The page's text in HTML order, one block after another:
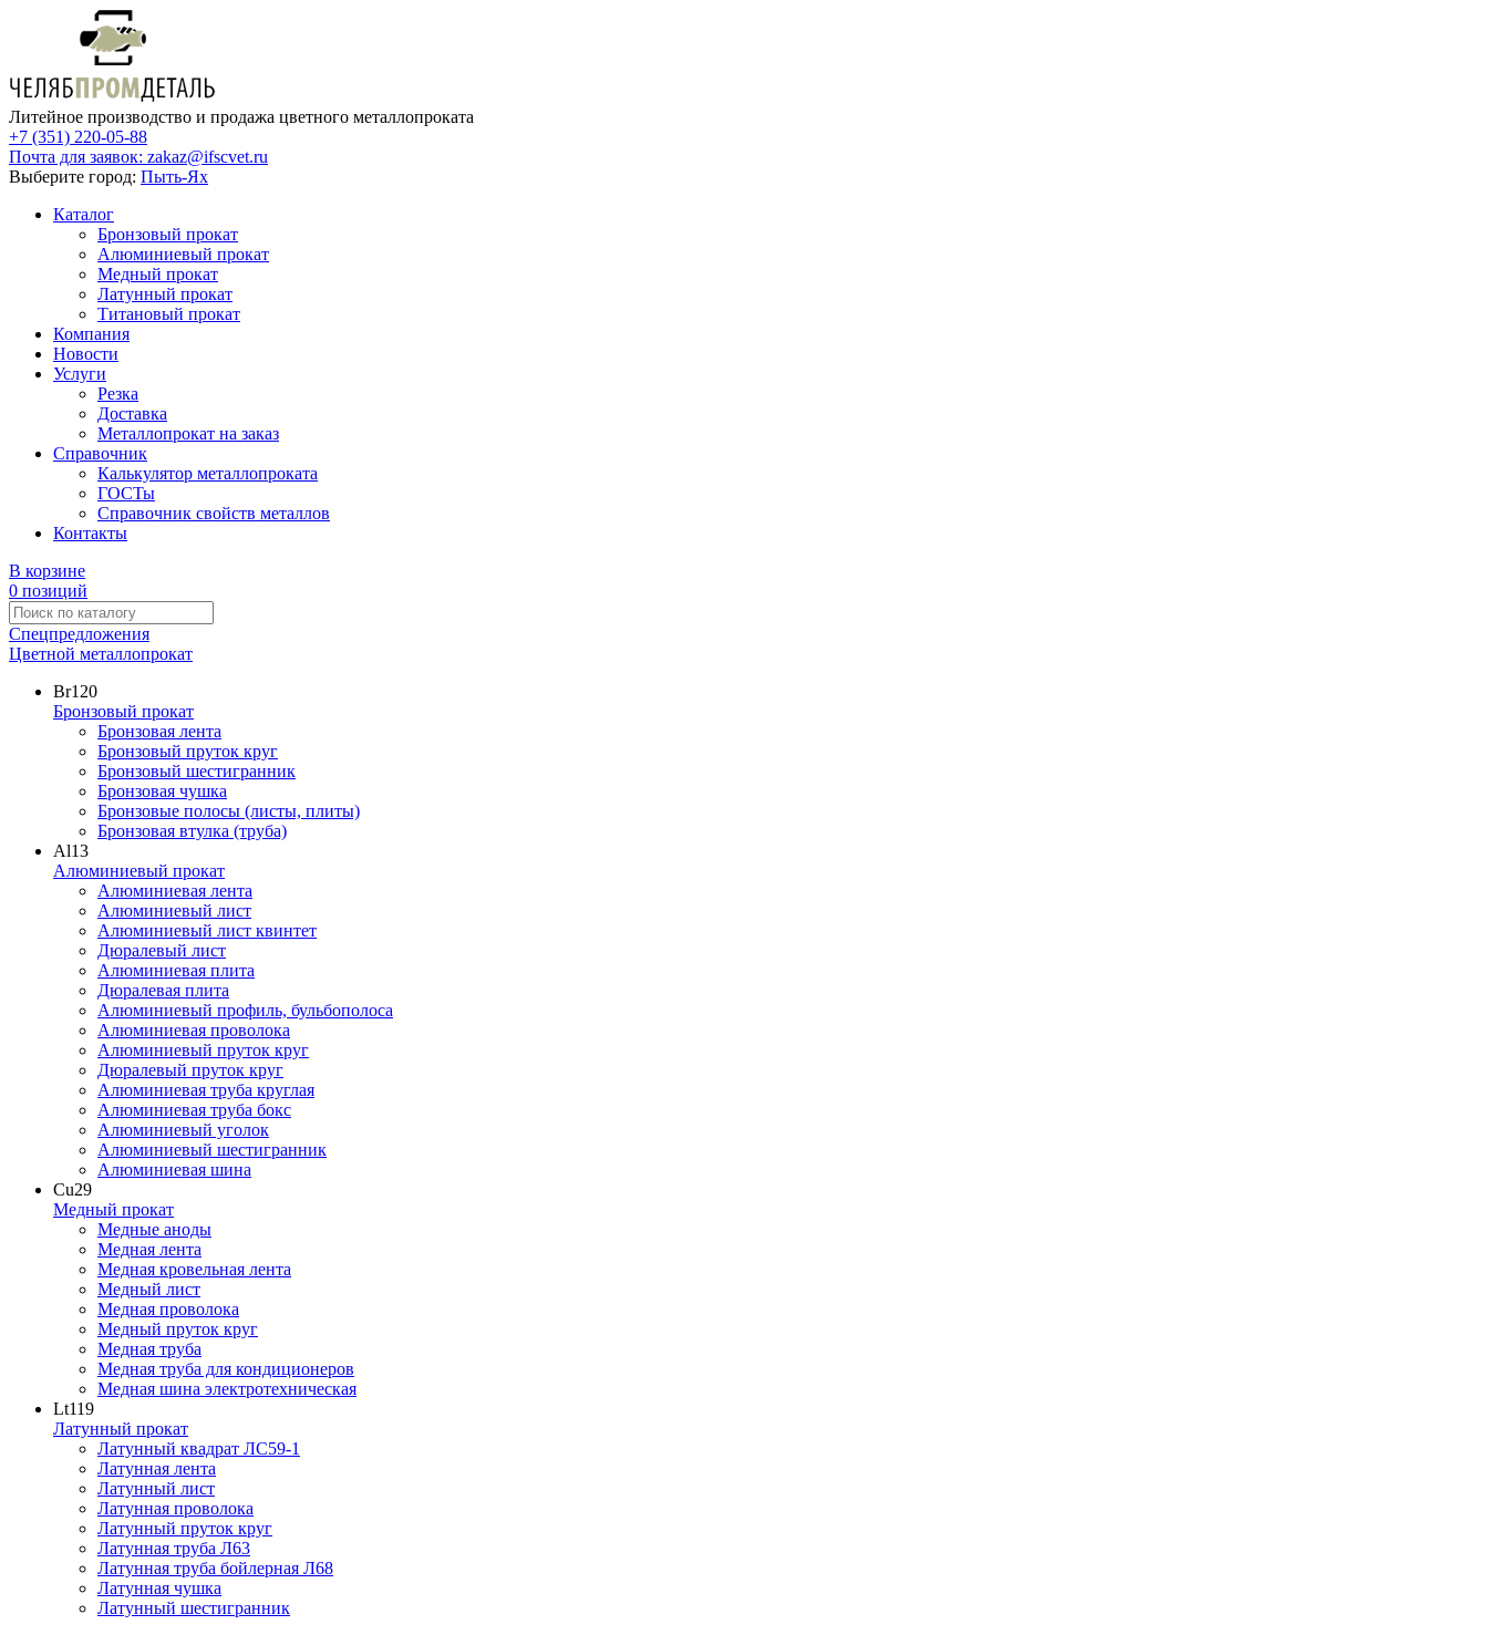
Литейное производство и продажа цветного металлопроката
+7 (351) 220-05-88
Почта для заявок: zakaz@ifscvet.ru
Выберите город: Пыть-Ях
Каталог
Бронзовый прокат
Алюминиевый прокат
Медный прокат
Латунный прокат
Титановый прокат
Компания
Новости
Услуги
Резка
Доставка
Металлопрокат на заказ
Справочник
Калькулятор металлопроката
ГОСТы
Справочник свойств металлов
Контакты
В корзине
0 позиций
Спецпредложения
Цветной металлопрокат
Br120
Бронзовый прокат
Бронзовая лента
Бронзовый пруток круг
Бронзовый шестигранник
Бронзовая чушка
Бронзовые полосы (листы, плиты)
Бронзовая втулка (труба)
Al13
Алюминиевый прокат
Алюминиевая лента
Алюминиевый лист
Алюминиевый лист квинтет
Дюралевый лист
Алюминиевая плита
Дюралевая плита
Алюминиевый профиль, бульбополоса
Алюминиевая проволока
Алюминиевый пруток круг
Дюралевый пруток круг
Алюминиевая труба круглая
Алюминиевая труба бокс
Алюминиевый уголок
Алюминиевый шестигранник
Алюминиевая шина
Cu29
Медный прокат
Медные аноды
Медная лента
Медная кровельная лента
Медный лист
Медная проволока
Медный пруток круг
Медная труба
Медная труба для кондиционеров
Медная шина электротехническая
Lt119
Латунный прокат
Латунный квадрат ЛС59-1
Латунная лента
Латунный лист
Латунная проволока
Латунный пруток круг
Латунная труба Л63
Латунная труба бойлерная Л68
Латунная чушка
Латунный шестигранник